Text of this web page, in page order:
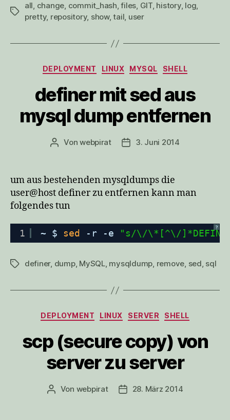
Schlagwörter
all, change, commit_hash,files, GIT, history, log,
pretty, repository, show,tail, user
Kategorien
DEPLOYMENT LINUX MYSQL SHELL
definer mit sed aus
mysql dump entfernen
Beitragsautor
Vonwebpirat Veröffentlichungsdatum
3. Juni 2014
um aus bestehenden mysqldumps die
user@host definer zu entfernen kann man
folgendes tun
?
1 ~ $ sed -r -e "s/\/\*[^\/
Schlagwörter
definer, dump, MySQL, mysqldump, remove, sed, sql
Kategorien
DEPLOYMENT LINUX SERVER SHELL
scp (secure copy) von
server zu server
Beitragsautor
Von webpirat Veröffentlichungsdatum
28. März 2014